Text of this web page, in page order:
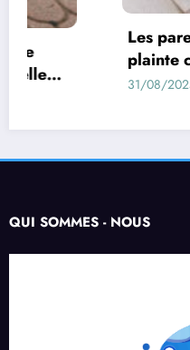
Les parents d’un
plainte contre
encouragé son
31/08/2025 Rédaction
QUI SOMMES - NOUS